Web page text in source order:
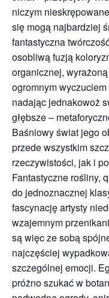
niczym
się mogą najbardziej
fantastyczna
osobliwą fuzją
organicznej,
ogromnym
nadając jednakowoż
głębsze –
Baśniowy świat jego
przede wszystkim
rzeczywistości, jak i
Fantastyczne rośliny,
do jednoznacznej
fascynację artysty
wzajemnym
są więc ze sobą
najczęściej
szczególnej emocji.
próżno szukać w